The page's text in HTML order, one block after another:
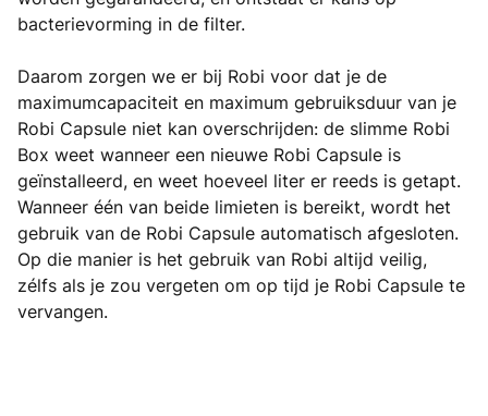
bacterievorming in de filter.
Daarom zorgen we er bij Robi voor dat je de
maximumcapaciteit en maximum gebruiksduur van je
Robi Capsule niet kan overschrijden: de slimme Robi
Box weet wanneer een nieuwe Robi Capsule is
geïnstalleerd, en weet hoeveel liter er reeds is getapt.
Wanneer één van beide limieten is bereikt, wordt het
gebruik van de Robi Capsule automatisch afgesloten.
Op die manier is het gebruik van Robi altijd veilig,
zélfs als je zou vergeten om op tijd je Robi Capsule te
vervangen.